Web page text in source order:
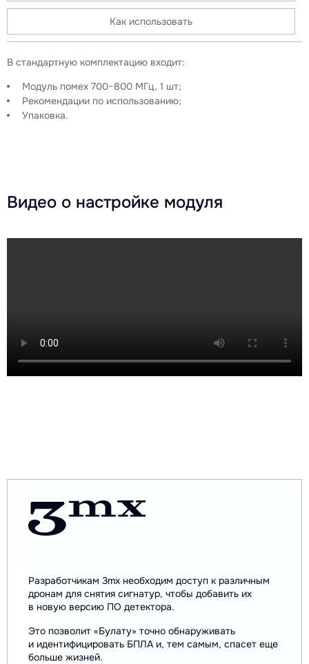
Как использовать
В стандартную комплектацию входит:
Модуль помех 700−800 МГц, 1 шт;
Рекомендации по использованию;
Упаковка.
Видео о настройке модуля
Разработчикам 3mx необходим доступ к различным
дронам для снятия сигнатур, чтобы добавить их
в новую версию ПО детектора.
Это позволит «Булату» точно обнаруживать
и идентифицировать БПЛА и, тем самым, спасет еще
больше жизней.